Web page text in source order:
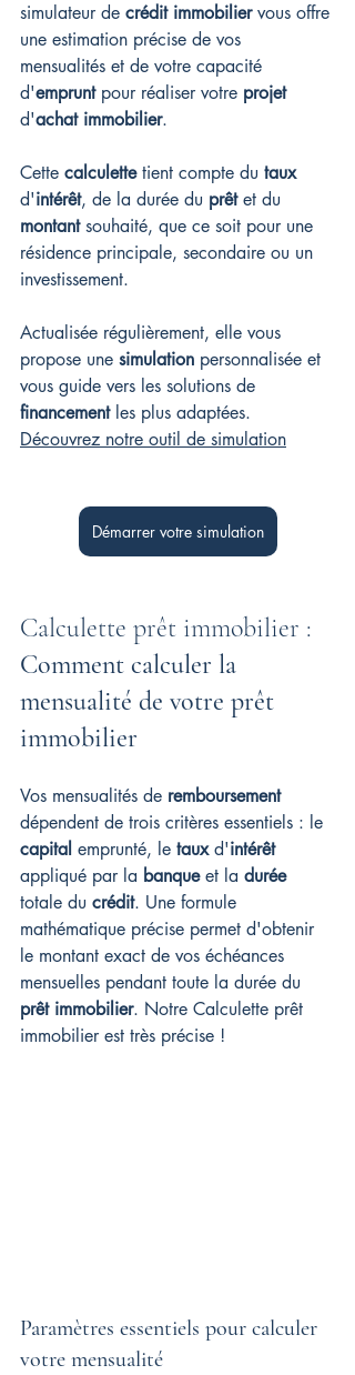
simulateur de crédit immobilier vous offre
une estimation précise de vos
mensualités et de votre capacité
d'emprunt pour réaliser votre projet
d'achat immobilier.
Cette calculette tient compte du taux
d'intérêt, de la durée du prêt et du
montant souhaité, que ce soit pour une
résidence principale, secondaire ou un
investissement.
Actualisée régulièrement, elle vous
propose une simulation personnalisée et
vous guide vers les solutions de
financement les plus adaptées.
Découvrez notre outil de simulation
Démarrer votre simulation
Calculette prêt immobilier :
Comment calculer la
mensualité de votre prêt
immobilier
Vos mensualités de remboursement
dépendent de trois critères essentiels : le
capital emprunté, le taux d'intérêt
appliqué par la banque et la durée
totale du crédit. Une formule
mathématique précise permet d'obtenir
le montant exact de vos échéances
mensuelles pendant toute la durée du
prêt immobilier. Notre Calculette prêt
immobilier est très précise !
Paramètres essentiels pour calculer
votre mensualité